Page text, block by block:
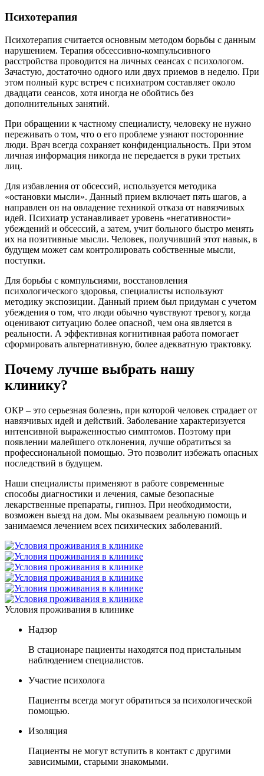
Психотерапия
Психотерапия считается основным методом борьбы с данным
нарушением. Терапия обсессивно-компульсивного
расстройства проводится на личных сеансах с психологом.
Зачастую, достаточно одного или двух приемов в неделю. При
этом полный курс встреч с психиатром составляет около
двадцати сеансов, хотя иногда не обойтись без
дополнительных занятий.
При обращении к частному специалисту, человеку не нужно
переживать о том, что о его проблеме узнают посторонние
люди. Врач всегда сохраняет конфиденциальность. При этом
личная информация никогда не передается в руки третьих
лиц.
Для избавления от обсессий, используется методика
«остановки мысли». Данный прием включает пять шагов, а
направлен он на овладение техникой отказа от навязчивых
идей. Психиатр устанавливает уровень «негативности»
убеждений и обсессий, а затем, учит больного быстро менять
их на позитивные мысли. Человек, получивший этот навык, в
будущем может сам контролировать собственные мысли,
поступки.
Для борьбы с компульсиями, восстановления
психологического здоровья, специалисты используют
методику экспозиции. Данный прием был придуман с учетом
убеждения о том, что люди обычно чувствуют тревогу, когда
оценивают ситуацию более опасной, чем она является в
реальности. А эффективная когнитивная работа помогает
сформировать альтернативную, более адекватную трактовку.
Почему лучше выбрать нашу
клинику?
ОКР – это серьезная болезнь, при которой человек страдает от
навязчивых идей и действий. Заболевание характеризуется
интенсивной выраженностью симптомов. Поэтому при
появлении малейшего отклонения, лучше обратиться за
профессиональной помощью. Это позволит избежать опасных
последствий в будущем.
Наши специалисты применяют в работе современные
способы диагностики и лечения, самые безопасные
лекарственные препараты, гипноз. При необходимости,
возможен выезд на дом. Мы оказываем реальную помощь и
занимаемся лечением всех психических заболеваний.
Условия проживания в клинике
Надзор
В стационаре пациенты находятся под пристальным
наблюдением специалистов.
Участие психолога
Пациенты всегда могут обратиться за психологической
помощью.
Изоляция
Пациенты не могут вступить в контакт с другими
зависимыми, старыми знакомыми.